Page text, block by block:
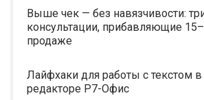
Выше чек — без навязчивости:
консультации, прибавляющие
продаже
Лайфхаки для работы с текстом
редакторе Р7-Офис